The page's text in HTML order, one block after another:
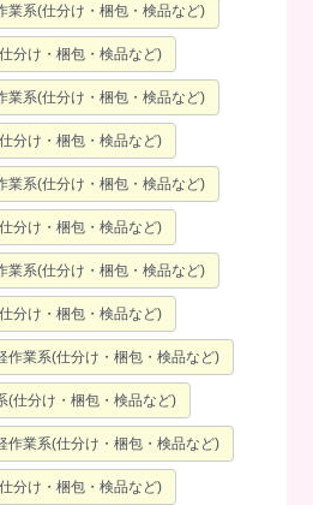
業系(仕分け・梱包・検品など)
分け・梱包・検品など)
業系(仕分け・梱包・検品など)
分け・梱包・検品など)
業系(仕分け・梱包・検品など)
分け・梱包・検品など)
業系(仕分け・梱包・検品など)
分け・梱包・検品など)
作業系(仕分け・梱包・検品など)
(仕分け・梱包・検品など)
作業系(仕分け・梱包・検品など)
分け・梱包・検品など)